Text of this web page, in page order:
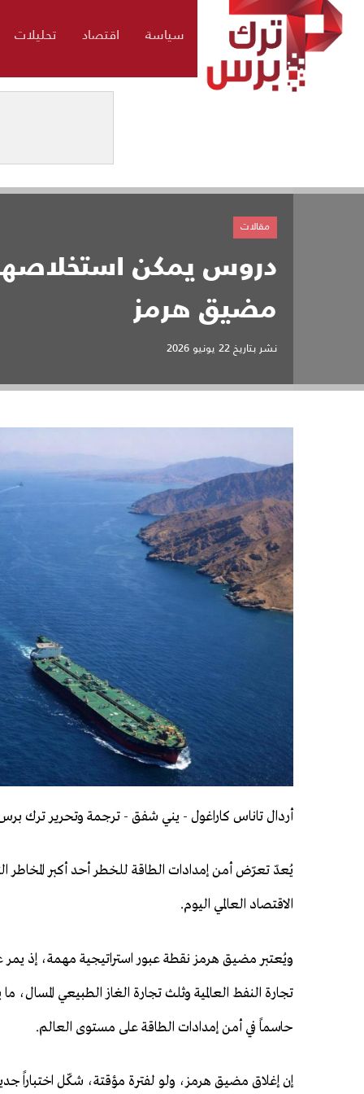
سياسة اقتصاد تحليلات
دروس يمكن
مضيق هرمز
نشر بتاريخ22 يونيو 2026
مقالات
أردال تاناس كاراغول - يني شفق - ترجمة وتحرير ترك
يُعدّ تعرّض أمن إمدادات الطاقة للخطر أحد أكبر المخاطر
الاقتصاد العالمي اليوم.
ويُعتبر مضيق هرمز نقطة عبور استراتيجية مهمة، إذ
تجارة النفط العالمية وثلث تجارة الغاز الطبيعي المسال،
حاسماً في أمن إمدادات الطاقة على مستوى العالم.
إن إغلاق مضيق هرمز، ولو لفترة مؤقتة، شكّل اختباراً جدياً